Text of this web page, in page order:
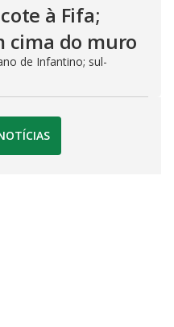
à Fifa;
cima do muro
de Infantino; sul-